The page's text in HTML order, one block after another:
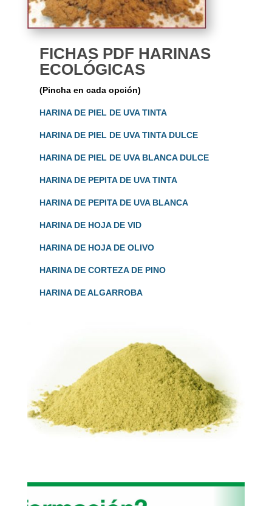
FICHAS PDF HARINAS
ECOLÓGICAS
(Pincha en cada opción)
HARINA DE PIEL DE UVA TINTA
HARINA DE PIEL DE UVA TINTA DULCE
HARINA DE PIEL DE UVA BLANCA DULCE
HARINA DE PEPITA DE UVA TINTA
HARINA DE PEPITA DE UVA BLANCA
HARINA DE HOJA DE VID
HARINA DE HOJA DE OLIVO
HARINA DE CORTEZA DE PINO
HARINA DE ALGARROBA